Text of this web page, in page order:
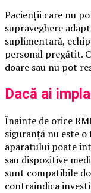
Pacienții care nu
supraveghere
suplimentară,
personal pregătit.
doare sau nu pot
Dacă ai
Înainte de orice
siguranță nu este
aparatului poate
sau dispozitive
sunt compatibile
contraindica